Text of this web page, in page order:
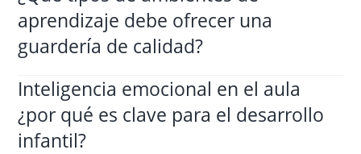
aprendizaje debe ofrecer una
guardería de calidad?
Inteligencia emocional en el aula
¿por qué es clave para el desarrollo
infantil?